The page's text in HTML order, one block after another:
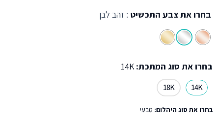
בחרו את צבע התכשיט : זהב לבן
בחרו את סוג המתכת:14K
18K 14K
בחרו את סוג היהלום: טִבעִי